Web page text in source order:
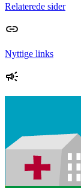
Relaterede sider
Nyttige links